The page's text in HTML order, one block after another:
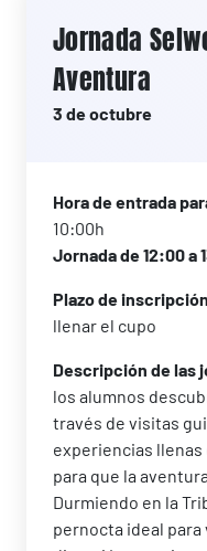
Jornada
Aventura
3 de octubre
Hora de entrada
10:00h
Jornada de 12:00 a
Plazo de
llenar el cupo
Descripción de las
los alumnos
través de visitas
experiencias llenas
para que la
Durmiendo en la
pernocta ideal